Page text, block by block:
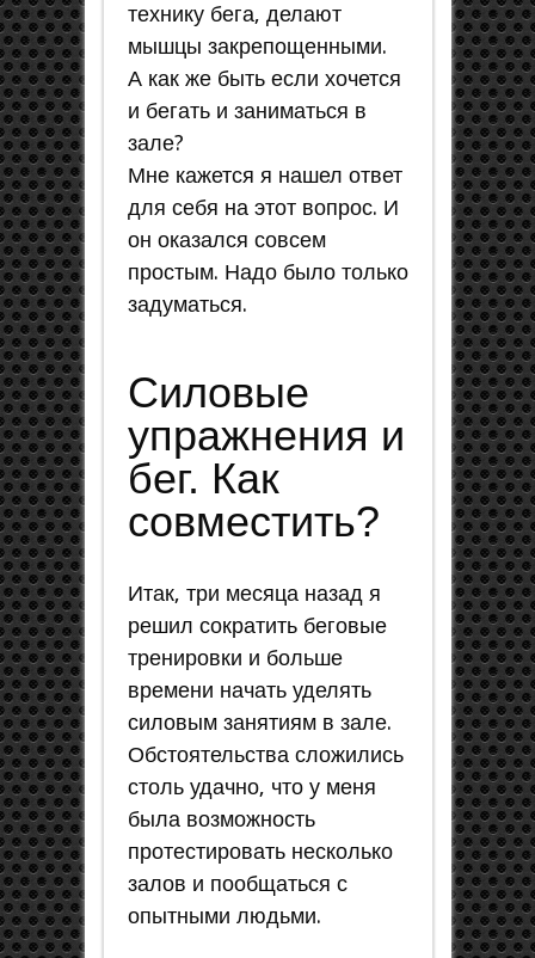
технику бега, делают
мышцы закрепощенными.
А как же быть если хочется
и бегать и заниматься в
зале?
Мне кажется я нашел ответ
для себя на этот вопрос. И
он оказался совсем
простым. Надо было только
задуматься.
Силовые
упражнения и
бег. Как
совместить?
Итак, три месяца назад я
решил сократить беговые
тренировки и больше
времени начать уделять
силовым занятиям в зале.
Обстоятельства сложились
столь удачно, что у меня
была возможность
протестировать несколько
залов и пообщаться с
опытными людьми.